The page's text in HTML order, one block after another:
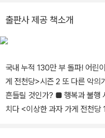
출판사 제공 책소개
국내 누적 130만 부 돌파! 어린이 No.1 베
게 전천당>시즌 2 또 다른 악의
흔들릴 것인가? ■ 행복과 불행 사이, 균형 있는 삶의 소중함을 깨우
치다 <이상한 과자 가게 전천당